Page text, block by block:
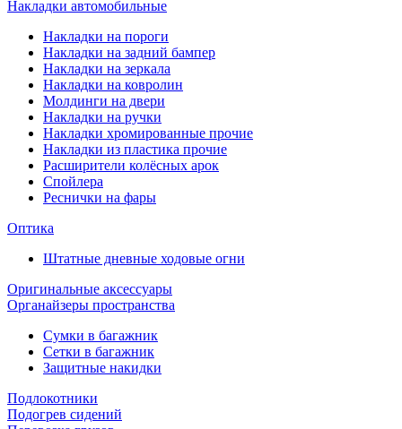
Накладки автомобильные
Накладки на пороги
Накладки на задний бампер
Накладки на зеркала
Накладки на ковролин
Молдинги на двери
Накладки на ручки
Накладки хромированные прочие
Накладки из пластика прочие
Расширители колёсных арок
Спойлера
Реснички на фары
Оптика
Штатные дневные ходовые огни
Оригинальные аксессуары
Органайзеры пространства
Сумки в багажник
Сетки в багажник
Защитные накидки
Подлокотники
Подогрев сидений